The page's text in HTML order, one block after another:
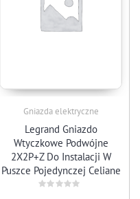
Gniazda elektryczne
Legrand Gniazdo
Wtyczkowe Podwójne
2X2P+Z Do Instalacji W
Puszce Pojedynczej Celiane
– 067137